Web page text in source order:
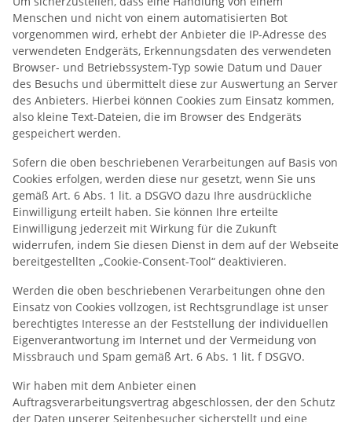
Menschen und nicht von einem automatisierten Bot
vorgenommen wird, erhebt der Anbieter die IP-Adresse des
verwendeten Endgeräts, Erkennungsdaten des verwendeten
Browser- und Betriebssystem-Typ sowie Datum und Dauer
des Besuchs und übermittelt diese zur Auswertung an Server
des Anbieters. Hierbei können Cookies zum Einsatz kommen,
also kleine Text-Dateien, die im Browser des Endgeräts
gespeichert werden.
Sofern die oben beschriebenen Verarbeitungen auf Basis von
Cookies erfolgen, werden diese nur gesetzt, wenn Sie uns
gemäß Art. 6 Abs. 1 lit. a DSGVO dazu Ihre ausdrückliche
Einwilligung erteilt haben. Sie können Ihre erteilte
Einwilligung jederzeit mit Wirkung für die Zukunft
widerrufen, indem Sie diesen Dienst in dem auf der Webseite
bereitgestellten „Cookie-Consent-Tool“ deaktivieren.
Werden die oben beschriebenen Verarbeitungen ohne den
Einsatz von Cookies vollzogen, ist Rechtsgrundlage ist unser
berechtigtes Interesse an der Feststellung der individuellen
Eigenverantwortung im Internet und der Vermeidung von
Missbrauch und Spam gemäß Art. 6 Abs. 1 lit. f DSGVO.
Wir haben mit dem Anbieter einen
Auftragsverarbeitungsvertrag abgeschlossen, der den Schutz
der Daten unserer Seitenbesucher sicherstellt und eine